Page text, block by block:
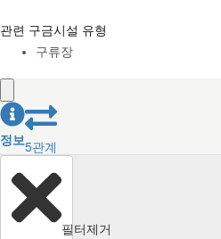
관련 구금시설 유형
구류장
정보5관계
필터제거